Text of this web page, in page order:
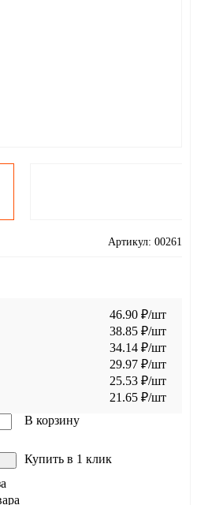
Артикул: 00261
46.90 ₽/шт
38.85 ₽/шт
34.14 ₽/шт
29.97 ₽/шт
25.53 ₽/шт
21.65 ₽/шт
В корзину
Купить в 1 клик